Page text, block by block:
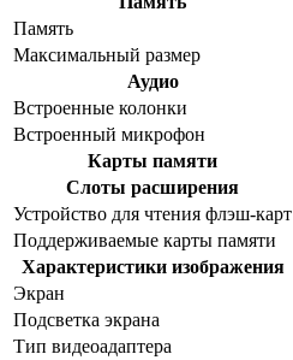
Память
Максимальный размер
Аудио
Встроенные колонки
Встроенный микрофон
Карты памяти
Слоты расширения
Устройство для чтения флэш-карт
Поддерживаемые карты памяти
Характеристики изображения
Экран
Подсветка экрана
Тип видеоадаптера